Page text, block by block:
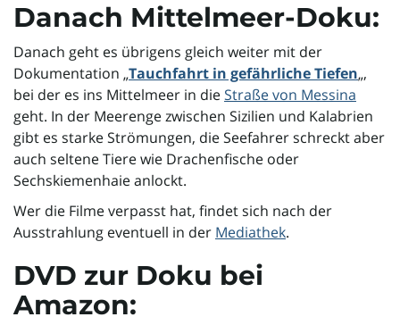
i
Danach Mittelmeer-Doku:
Danach geht es übrigens gleich weiter mit der
Dokumentation „Tauchfahrt in gefährliche Tiefen„,
bei der es ins Mittelmeer in dieStraße von Messina
geht. In der Meerenge zwischen Sizilien und Kalabrien
gibt es starke Strömungen, die Seefahrer schreckt aber
auch seltene Tiere wie Drachenfische oder
Sechskiemenhaie anlockt.
Wer die Filme verpasst hat, findet sich nach der
Ausstrahlung eventuell in der Mediathek.
DVD zur Doku bei
Amazon: